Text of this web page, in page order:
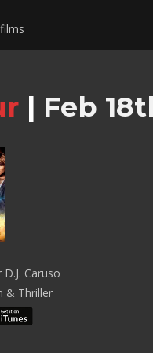
| Feb
Caruso
& Thriller